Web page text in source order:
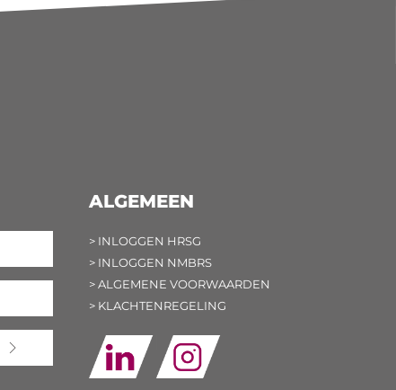
ALGEMEEN
> INLOGGEN HRSG
> INLOGGEN NMBRS
> ALGEMENE VOORWAARDEN
> KLACHTENREGELING